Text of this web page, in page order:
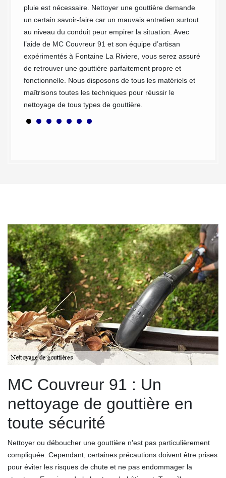
pluie est nécessaire. Nettoyer une gouttière demande
un certain savoir-faire car un mauvais entretien surtout
au niveau du conduit peur empirer la situation. Avec
l’aide de MC Couvreur 91 et son équipe d’artisan
expérimentés à Fontaine La Riviere, vous serez assuré
de retrouver une gouttière parfaitement propre et
fonctionnelle. Nous disposons de tous les matériels et
maîtrisons toutes les techniques pour réussir le
nettoyage de tous types de gouttière.
MC Couvreur 91 : Un
nettoyage de gouttière en
toute sécurité
Nettoyer ou déboucher une gouttière n'est pas particulièrement
compliquée. Cependant, certaines précautions doivent être prises
pour éviter les risques de chute et ne pas endommager la